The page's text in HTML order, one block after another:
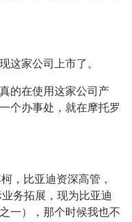
这家公司上市了。
的在使用这家公司产
个办事处，就在摩托罗
，比亚迪资深高管，
务拓展，现为比亚迪
一），那个时候我也不